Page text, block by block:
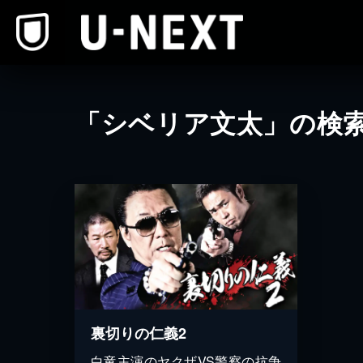
「シベリア文太」の検
裏切りの仁義2